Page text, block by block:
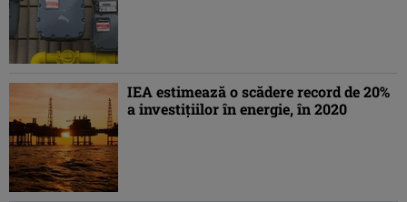
IEA estimează o scădere record de 20%
a investiţiilor în energie, în 2020